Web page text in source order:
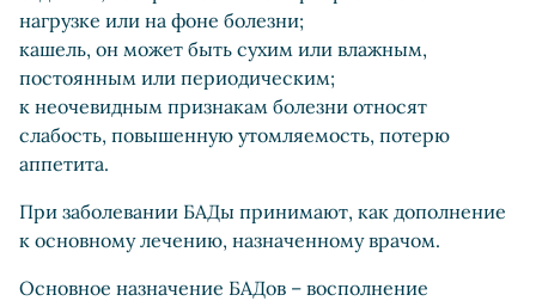
нагрузке или на фоне болезни;
кашель, он может быть сухим или влажным,
постоянным или периодическим;
к неочевидным признакам болезни относят
слабость, повышенную утомляемость, потерю
аппетита.
При заболевании БАДы принимают, как дополнение
к основному лечению, назначенному врачом.
Основное назначение БАДов – восполнение